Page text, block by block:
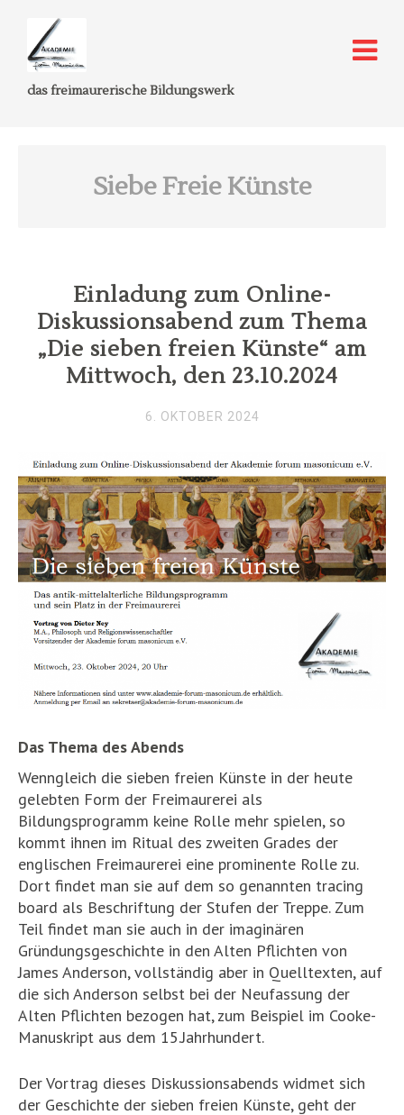
das freimaurerische Bildungswerk
Siebe Freie Künste
Einladung zum Online-
Diskussionsabend zum Thema
„Die sieben freien Künste“ am
Mittwoch, den 23.10.2024
6. OKTOBER 2024
Das Thema des Abends
Wenngleich die sieben freien Künste in der heute
gelebten Form der Freimaurerei als
Bildungsprogramm keine Rolle mehr spielen, so
kommt ihnen im Ritual des zweiten Grades der
englischen Freimaurerei eine prominente Rolle zu.
Dort findet man sie auf dem so genannten tracing
board als Beschriftung der Stufen der Treppe. Zum
Teil findet man sie auch in der imaginären
Gründungsgeschichte in den Alten Pflichten von
James Anderson, vollständig aber in Quelltexten, auf
die sich Anderson selbst bei der Neufassung der
Alten Pflichten bezogen hat, zum Beispiel im Cooke-
Manuskript aus dem 15.Jahrhundert.
Der Vortrag dieses Diskussionsabends widmet sich
der Geschichte der sieben freien Künste, geht der